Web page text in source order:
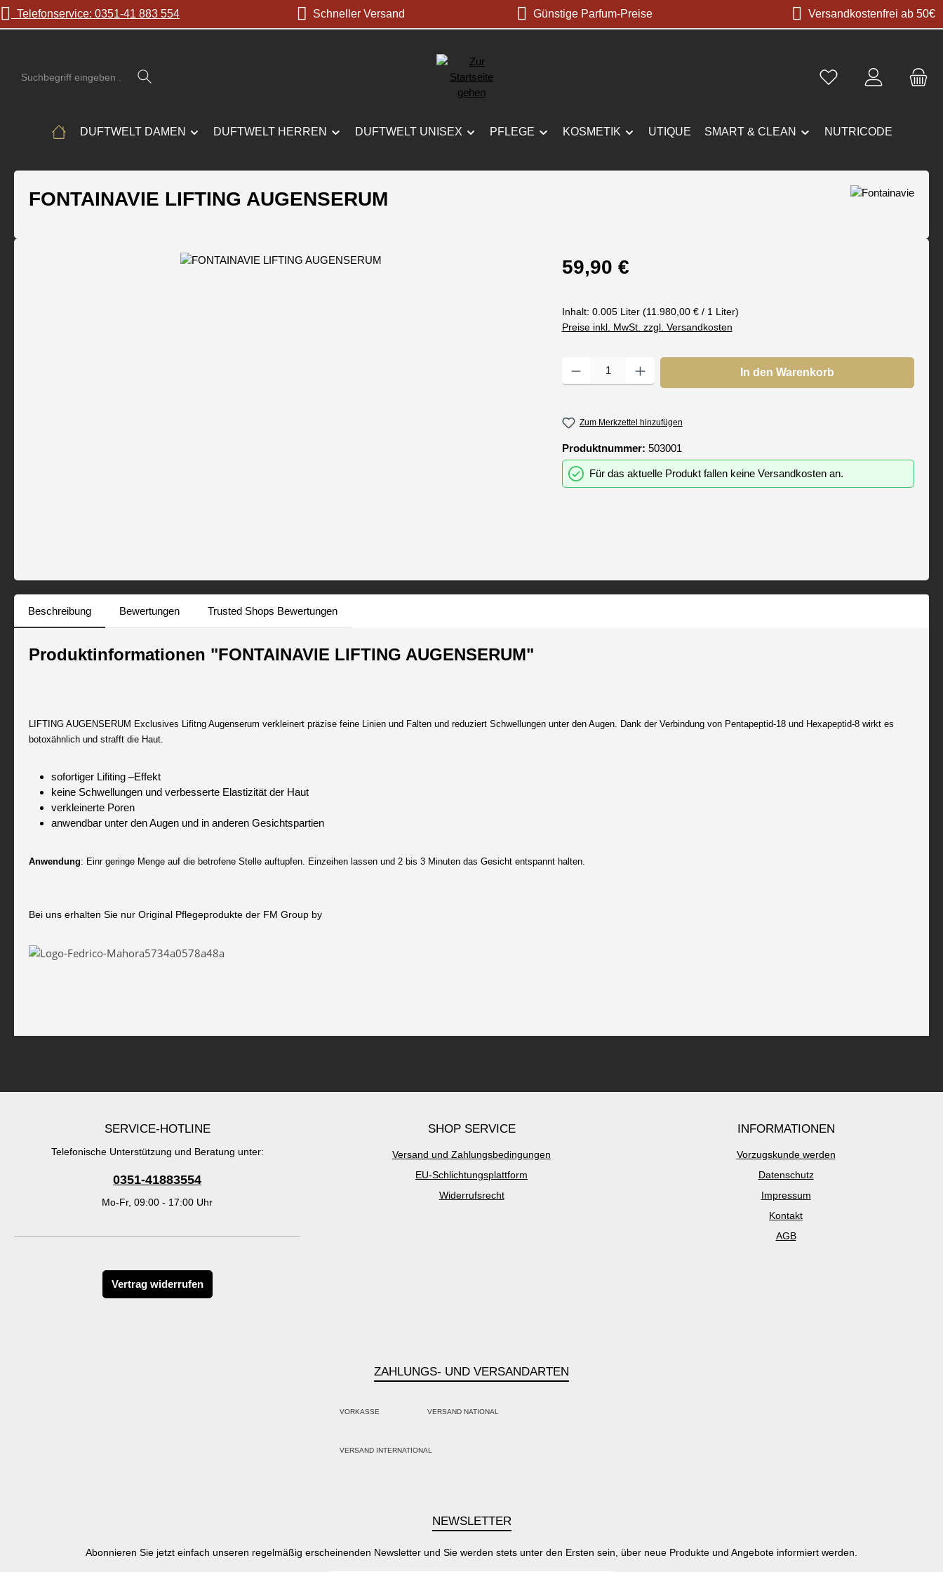
Hauptinhalt springen
Zur Suche springen
Zur Hauptnavigation springen
Telefonservice: 0351-41 883 554 Schneller Versand Günstige Parfum-Preise Versandkostenfrei ab 50€
DUFTWELT DAMEN DUFTWELT HERREN DUFTWELT UNISEX PFLEGE KOSMETIK UTIQUE SMART & CLEAN NUTRICODE
FONTAINAVIE LIFTING AUGENSERUM
Regulärer Preis:
59,90 €
Inhalt: 0.005 Liter (11.980,00 € / 1 Liter)
Preise inkl. MwSt. zzgl. Versandkosten
Produkt Anzahl: Gib den gewünschten Wert ein oder benutze die Schaltflächen um
In den Warenkorb
Zum Merkzettel hinzufügen
Produktnummer: 503001
Für das aktuelle Produkt fallen keine Versandkosten an.
Beschreibung Bewertungen Trusted Shops Bewertungen
Produktinformationen "FONTAINAVIE LIFTING AUGENSERUM"
LIFTING AUGENSERUM Exclusives Lifitng Augenserum verkleinert präzise feine Linien und Falten und reduziert Schwellungen unter den Augen. Dank der Verbindung von Pentapeptid-18 und Hexapeptid-8 wirkt es
botoxähnlich und strafft die Haut.
sofortiger Lifiting –Effekt
keine Schwellungen und verbesserte Elastizität der Haut
verkleinerte Poren
anwendbar unter den Augen und in anderen Gesichtspartien
Anwendung: Einr geringe Menge auf die betrofene Stelle auftupfen. Einzeihen lassen und 2 bis 3 Minuten das Gesicht entspannt halten.
Bei uns erhalten Sie nur Original Pflegeprodukte der FM Group by
SERVICE-HOTLINE
Telefonische Unterstützung und Beratung unter:
0351-41883554
Mo-Fr, 09:00 - 17:00 Uhr
Vertrag widerrufen
SHOP SERVICE
Versand und Zahlungsbedingungen
EU-Schlichtungsplattform
Widerrufsrecht
INFORMATIONEN
Vorzugskunde werden
Datenschutz
Impressum
Kontakt
AGB
ZAHLUNGS- UND VERSANDARTEN
VORKASSE VERSAND NATIONAL
VERSAND INTERNATIONAL
NEWSLETTER
Abonnieren Sie jetzt einfach unseren regelmäßig erscheinenden Newsletter und Sie werden stets unter den Ersten sein, über neue Produkte und Angebote informiert werden.